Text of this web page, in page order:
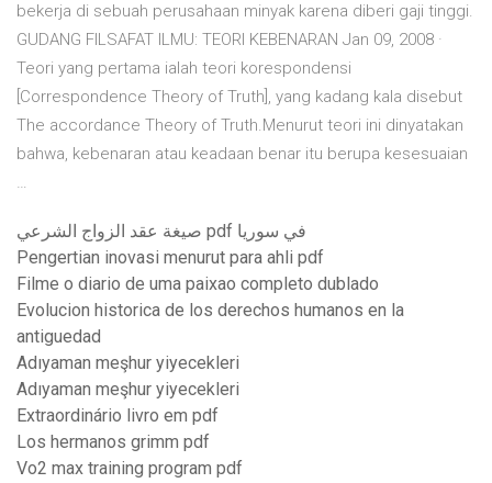
bekerja di sebuah perusahaan minyak karena diberi gaji tinggi.
GUDANG FILSAFAT ILMU: TEORI KEBENARAN Jan 09, 2008 ·
Teori yang pertama ialah teori korespondensi
[Correspondence Theory of Truth], yang kadang kala disebut
The accordance Theory of Truth.Menurut teori ini dinyatakan
bahwa, kebenaran atau keadaan benar itu berupa kesesuaian
…
صيغة عقد الزواج الشرعي pdf في سوريا
Pengertian inovasi menurut para ahli pdf
Filme o diario de uma paixao completo dublado
Evolucion historica de los derechos humanos en la
antiguedad
Adıyaman meşhur yiyecekleri
Adıyaman meşhur yiyecekleri
Extraordinário livro em pdf
Los hermanos grimm pdf
Vo2 max training program pdf